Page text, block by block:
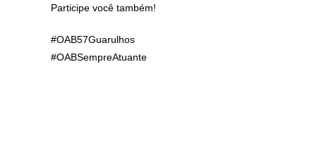
Participe você também!
#OAB57Guarulhos
#OABSempreAtuante